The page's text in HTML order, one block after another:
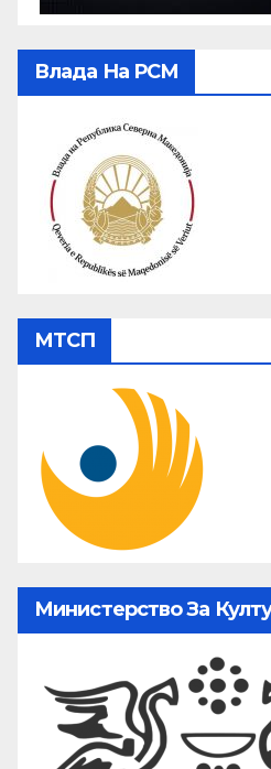
Влада На РСМ
МТСП
Министерство За